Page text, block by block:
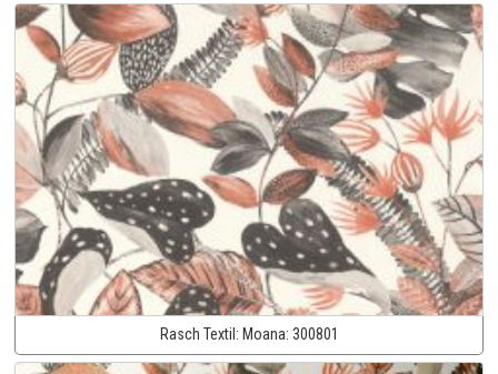
Rasch Textil: Moana: 300801